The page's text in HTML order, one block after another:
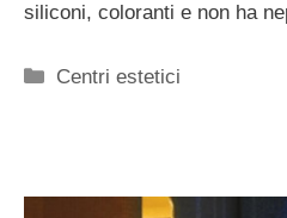
siliconi, coloranti e non ha
Categorie
Centri estetici